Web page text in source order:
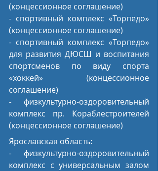
(концессионное соглашение)
- спортивный комплекс «Торпедо»
(концессионное соглашение)
- спортивный комплекс «Торпедо»
для развития ДЮСШ и воспитания
спортсменов по виду спорта
«хоккей» (концессионное
соглашение)
- физкультурно-оздоровительный
комплекс пр. Кораблестроителей
(концессионное соглашение)
Ярославская область:
- физкультурно-оздоровительный
комплекс с универсальным залом